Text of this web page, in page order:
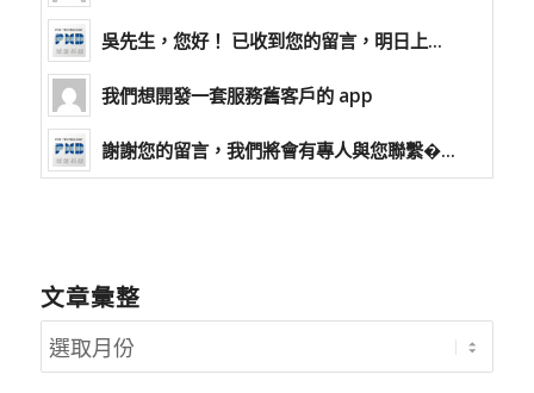
吳先生，您好！ 已收到您的留言，明日上...
我們想開發一套服務舊客戶的 app
謝謝您的留言，我們將會有專人與您聯繫�...
文章彙整